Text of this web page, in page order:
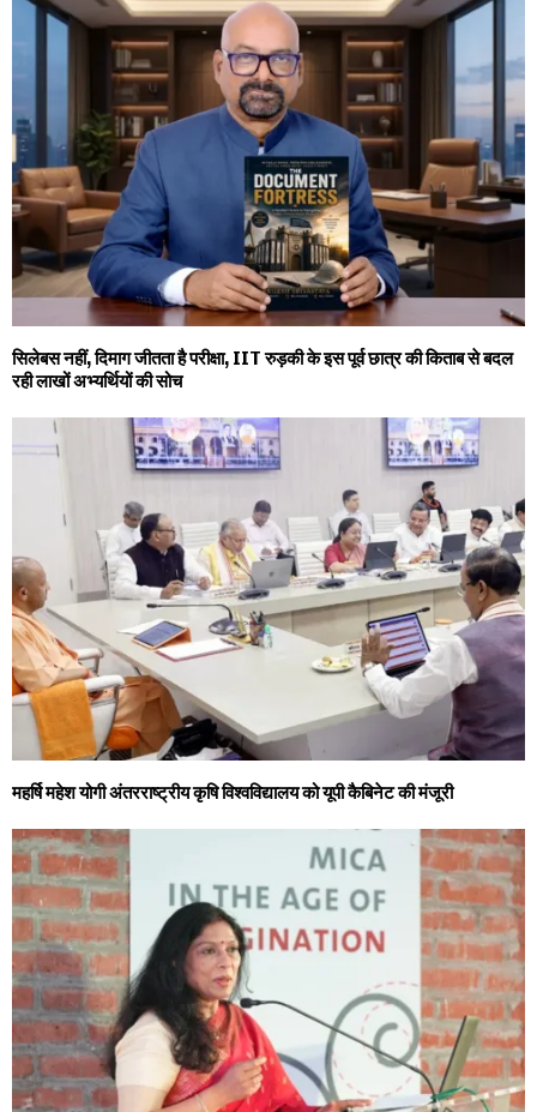
सिलेबस नहीं, दिमाग जीतता है परीक्षा, IIT रुड़की के इस पूर्व छात्र की किताब से बदल
रही लाखों अभ्यर्थियों की सोच
महर्षि महेश योगी अंतरराष्ट्रीय कृषि विश्वविद्यालय को यूपी कैबिनेट की मंजूरी